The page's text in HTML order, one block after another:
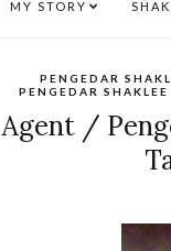
MY STORY
PENGEDAR
PENGEDAR
Agent /